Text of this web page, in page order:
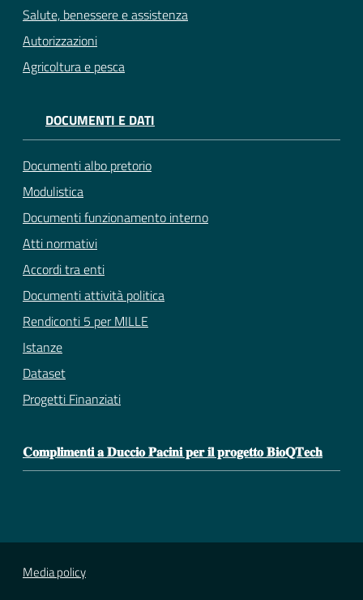
Salute, benessere e assistenza
Autorizzazioni
Agricoltura e pesca
DOCUMENTI E DATI
Documenti albo pretorio
Modulistica
Documenti funzionamento interno
Atti normativi
Accordi tra enti
Documenti attività politica
Rendiconti 5 per MILLE
Istanze
Dataset
Progetti Finanziati
𝐂𝐨𝐦𝐩𝐥𝐢𝐦𝐞𝐧𝐭𝐢 𝐚 𝐃𝐮𝐜𝐜𝐢𝐨 𝐏𝐚𝐜𝐢𝐧𝐢 𝐩𝐞𝐫 𝐢𝐥 𝐩𝐫𝐨𝐠𝐞𝐭𝐭𝐨 𝐁𝐢𝐨𝐐𝐓𝐞𝐜𝐡
Media policy